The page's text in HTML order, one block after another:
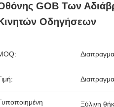
GOB Των
Οδηγήσεων
Ξύλινη